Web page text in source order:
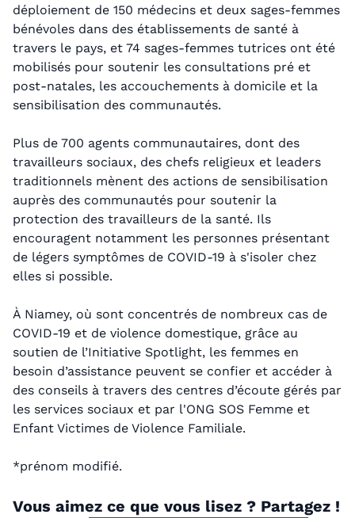
déploiement de 150 médecins et deux sages-femmes
bénévoles dans des établissements de santé à
travers le pays, et 74 sages-femmes tutrices ont été
mobilisés pour soutenir les consultations pré et
post-natales, les accouchements à domicile et la
sensibilisation des communautés.
Plus de 700 agents communautaires, dont des
travailleurs sociaux, des chefs religieux et leaders
traditionnels mènent des actions de sensibilisation
auprès des communautés pour soutenir la
protection des travailleurs de la santé. Ils
encouragent notamment les personnes présentant
de légers symptômes de COVID-19 à s'isoler chez
elles si possible.
À Niamey, où sont concentrés de nombreux cas de
COVID-19 et de violence domestique, grâce au
soutien de l’Initiative Spotlight, les femmes en
besoin d’assistance peuvent se confier et accéder à
des conseils à travers des centres d’écoute gérés par
les services sociaux et par l'ONG SOS Femme et
Enfant Victimes de Violence Familiale.
*prénom modifié.
Vous aimez ce que vous lisez ? Partagez !